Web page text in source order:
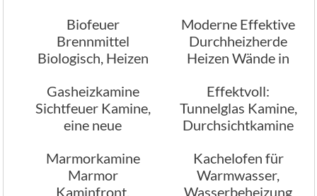
Biofeuer
Brennmittel
Biologisch, Heizen
Moderne Effektive
Durchheizherde
Heizen Wände in
Raum mit
Gasheizkamine
Sichtfeuer Kamine,
eine neue
Wohnräumen
Effektvoll:
Tunnelglas Kamine,
Durchsichtkamine
Marmorkamine
Marmor
Kaminfront,
Kachelofen für
Warmwasser,
Wasserbeheizung